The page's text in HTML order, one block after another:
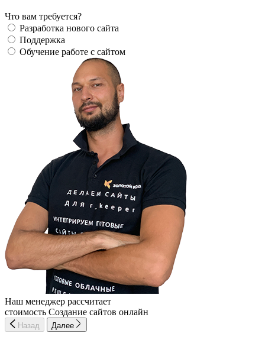
Что вам требуется?
Разработка нового сайта
Поддержка
Обучение работе с сайтом
Наш менеджер рассчитает
стоимость Создание сайтов онлайн
Назад Далее